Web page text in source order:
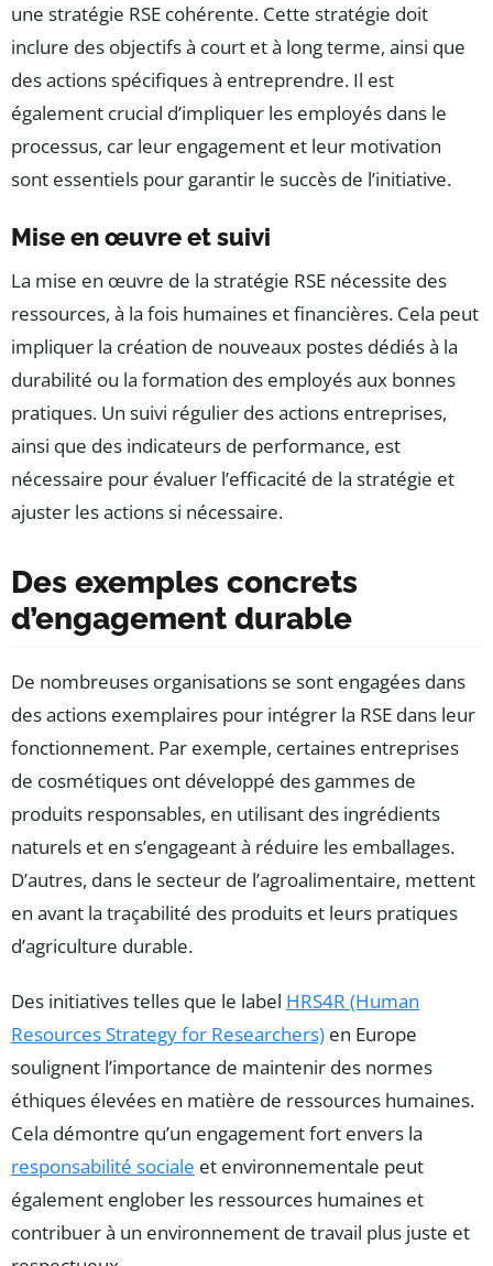
une stratégie RSE cohérente. Cette stratégie doit
inclure des objectifs à court et à long terme, ainsi que
des actions spécifiques à entreprendre. Il est
également crucial d’impliquer les employés dans le
processus, car leur engagement et leur motivation
sont essentiels pour garantir le succès de l’initiative.
Mise en œuvre et suivi
La mise en œuvre de la stratégie RSE nécessite des
ressources, à la fois humaines et financières. Cela peut
impliquer la création de nouveaux postes dédiés à la
durabilité ou la formation des employés aux bonnes
pratiques. Un suivi régulier des actions entreprises,
ainsi que des indicateurs de performance, est
nécessaire pour évaluer l’efficacité de la stratégie et
ajuster les actions si nécessaire.
Des exemples concrets
d’engagement durable
De nombreuses organisations se sont engagées dans
des actions exemplaires pour intégrer la RSE dans leur
fonctionnement. Par exemple, certaines entreprises
de cosmétiques ont développé des gammes de
produits responsables, en utilisant des ingrédients
naturels et en s’engageant à réduire les emballages.
D’autres, dans le secteur de l’agroalimentaire, mettent
en avant la traçabilité des produits et leurs pratiques
d’agriculture durable.
Des initiatives telles que le label HRS4R (Human
Resources Strategy for Researchers) en Europe
soulignent l’importance de maintenir des normes
éthiques élevées en matière de ressources humaines.
Cela démontre qu’un engagement fort envers la
responsabilité sociale et environnementale peut
également englober les ressources humaines et
contribuer à un environnement de travail plus juste et